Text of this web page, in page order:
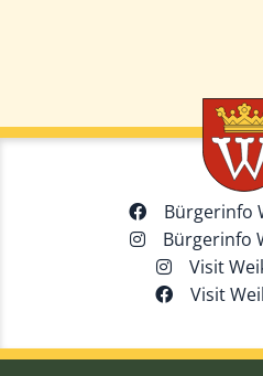
Bürgerinfo
Bürgerinfo
Visit
Visit